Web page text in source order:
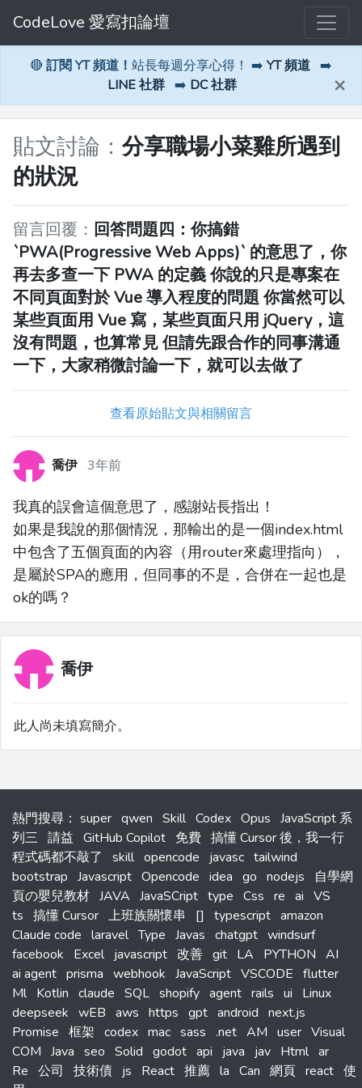
CodeLove 愛寫扣論壇
🔴 訂閱 YT 頻道！ 站長每週分享心得！ ➡️ YT 頻道 ➡️
LINE 社群 ➡️ DC 社群 ×
貼文討論：分享職場小菜雞所遇到
的狀況
留言回覆： 回答問題四：你搞錯
`PWA(Progressive Web Apps)` 的意思了，你
再去多查一下 PWA 的定義 你說的只是專案在
不同頁面對於 Vue 導入程度的問題 你當然可以
某些頁面用 Vue 寫，某些頁面只用 jQuery，這
沒有問題，也算常見 但請先跟合作的同事溝通
一下，大家稍微討論一下，就可以去做了
查看原始貼文與相關留言
喬伊 3年前
我真的誤會這個意思了，感謝站長指出！
如果是我說的那個情況，那輸出的是一個index.html
中包含了五個頁面的內容（用router來處理指向），
是屬於SPA的應用，但同事的不是，合併在一起也是
ok的嗎？
喬伊
此人尚未填寫簡介。
熱門搜尋 ： super qwen Skill Codex Opus JavaScript 系
列三 請益 GitHub Copilot 免費 搞懂 Cursor 後，我一行
程式碼都不敲了
skill opencode javasc tailwind
bootstrap Javascript Opencode idea go nodejs
自學網
頁の嬰兒教材 JAVA JavaSCript type Css re ai VS
ts 搞懂 Cursor 上班族關懷串 [] typescript amazon
Claude code laravel Type Javas chatgpt windsurf
facebook
Excel javascript 改善 git LA PYTHON AI
ai agent prisma webhook JavaScript VSCODE flutter
Ml Kotlin claude SQL shopify agent rails ui
Linux
deepseek wEB aws https gpt android next.js
Promise 框架 codex mac sass .net AM user Visual
COM Java seo Solid godot api java jav Html ar
Re 公司 技術債 js React 推薦 la Can 網頁 react 使